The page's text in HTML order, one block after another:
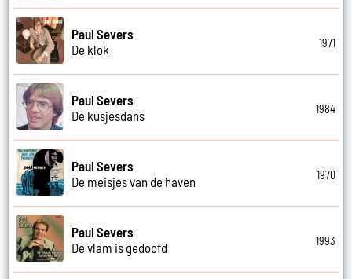
Paul Severs
De klok
1971
Paul Severs
De kusjesdans
1984
Paul Severs
De meisjes van de haven
1970
Paul Severs
De vlam is gedoofd
1993